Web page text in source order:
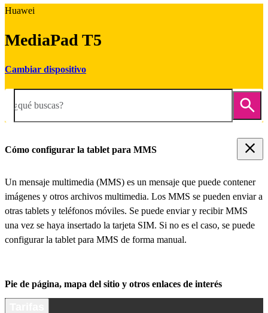
Huawei
MediaPad T5
Cambiar dispositivo
¿qué buscas?
Cómo configurar la tablet para MMS
Un mensaje multimedia (MMS) es un mensaje que puede contener
imágenes y otros archivos multimedia. Los MMS se pueden enviar a
otras tablets y teléfonos móviles. Se puede enviar y recibir MMS
una vez se haya insertado la tarjeta SIM. Si no es el caso, se puede
configurar la tablet para MMS de forma manual.
Pie de página, mapa del sitio y otros enlaces de interés